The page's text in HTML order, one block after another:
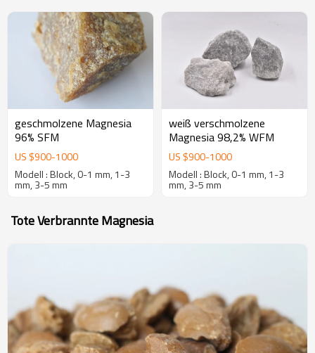
geschmolzene Magnesia
96% SFM
US $900-1000
Modell : Block, 0-1 mm, 1-3
mm, 3-5 mm
weiß verschmolzene
Magnesia 98,2% WFM
US $900-1000
Modell : Block, 0-1 mm, 1-3
mm, 3-5 mm
Tote Verbrannte Magnesia